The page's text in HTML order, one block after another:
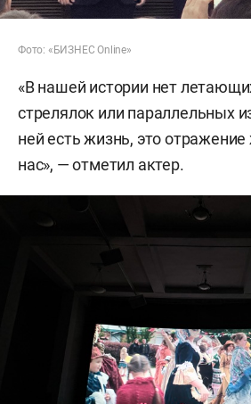
Фото: «БИЗНЕС Online»
«В нашей истории нет
стрелялок или параллельных
ней есть жизнь, это
нас», — отметил актер.